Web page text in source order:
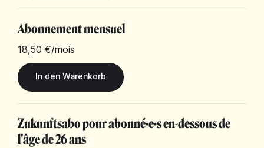
Abonnement mensuel
18,50 €/mois
Zukunftsabo pour abonné·e·s en-dessous de
l'âge de 26 ans